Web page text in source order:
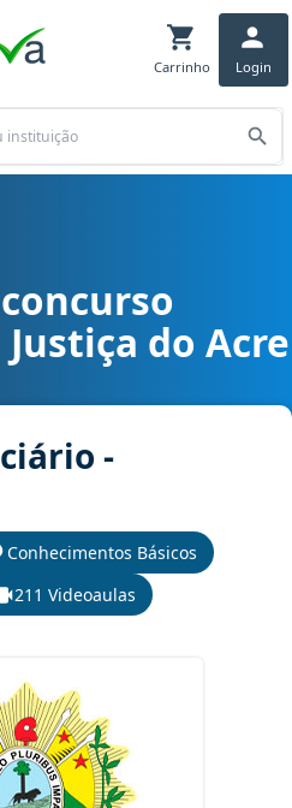
Carrinho Login
de Justiça do Acre cargo
do Acre
-
Conhecimentos Básicos
211 Videoaulas